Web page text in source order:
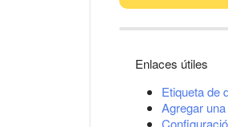
Enlaces útiles
Etiqueta de
Agregar